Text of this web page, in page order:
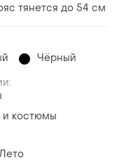
тянется до 54 см
Чёрный
и костюмы